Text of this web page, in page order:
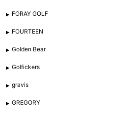
FORAY GOLF
FOURTEEN
Golden Bear
Golfickers
gravis
GREGORY